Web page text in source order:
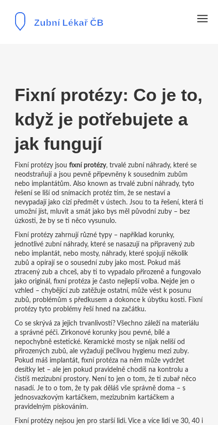
Fixní protézy: Co je to,
když je potřebujete a
jak fungují
Fixní protézy jsou fixní protézy, trvalé zubní náhrady, které se
neodstraňují a jsou pevně připevněny k sousedním zubům
nebo implantátům. Also known as trvalé zubní náhrady, tyto
řešení se liší od snímacích protéz tím, že se nestaví a
nevypadají jako cizí předmět v ústech. Jsou to ta řešení, která ti
umožní jíst, mluvit a smát jako bys měl původní zuby – bez
úzkosti, že by se ti něco vysunulo.
Fixní protézy zahrnují různé typy – například korunky,
jednotlivé zubní náhrady, které se nasazují na připravený zub
nebo implantát, nebo mosty, náhrady, které spojují několik
zubů a opírají se o sousední zuby jako most. Pokud máš
ztracený zub a chceš, aby ti to vypadalo přirozeně a fungovalo
jako originál, fixní protéza je často nejlepší volba. Nejde jen o
vzhled – chybějící zub zatěžuje ostatní, může vést k posunu
zubů, problémům s předkusem a dokonce k úbytku kosti. Fixní
protézy tyto problémy řeší hned na začátku.
Co se skrývá za jejich trvanlivostí? Všechno záleží na materiálu
a správné péči. Zirkonové korunky jsou pevné, bílé a
nepochybně estetické. Keramické mosty se nijak neliší od
přirozených zubů, ale vyžadují pečlivou hygienu mezi zuby.
Pokud máš implantát, fixní protéza na něm může vydržet
desítky let – ale jen pokud pravidelně chodíš na kontrolu a
čistíš mezizubní prostory. Není to jen o tom, že ti zubař něco
nasadí. Je to o tom, že ty pak děláš vše správně doma – s
jednosvazkovým kartáčkem, mezizubním kartáčkem a
pravidelným pískováním.
Fixní protézy nejsou jen pro starší lidi. Více a více lidí ve 30, 40 i